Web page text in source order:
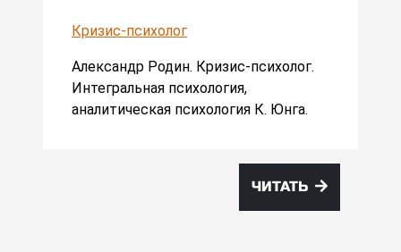
Кризис-психолог
Александр Родин. Кризис-психолог.
Интегральная психология,
аналитическая психология К. Юнга.
ЧИТАТЬ